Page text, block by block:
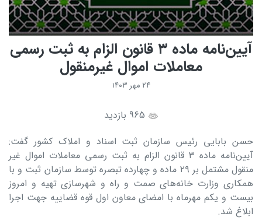
آیین‌نامه ماده ۳ قانون الزام به ثبت رسمی
معاملات اموال غیرمنقول
۲۴ مهر ۱۴۰۳
حسن بابایی رئیس سازمان ثبت اسناد و املاک کشور گفت:
آیین‌نامه ماده ۳ قانون الزام به ثبت رسمی معاملات اموال غیر
منقول مشتمل بر ۲۹ ماده و چهارده تبصره توسط سازمان ثبت و با
همکاری وزارت خانه‌های صمت و راه و شهرسازی تهیه و امروز
بیست و یکم مهرماه با امضای معاون اول قوه قضاییه جهت اجرا
ابلاغ شد.